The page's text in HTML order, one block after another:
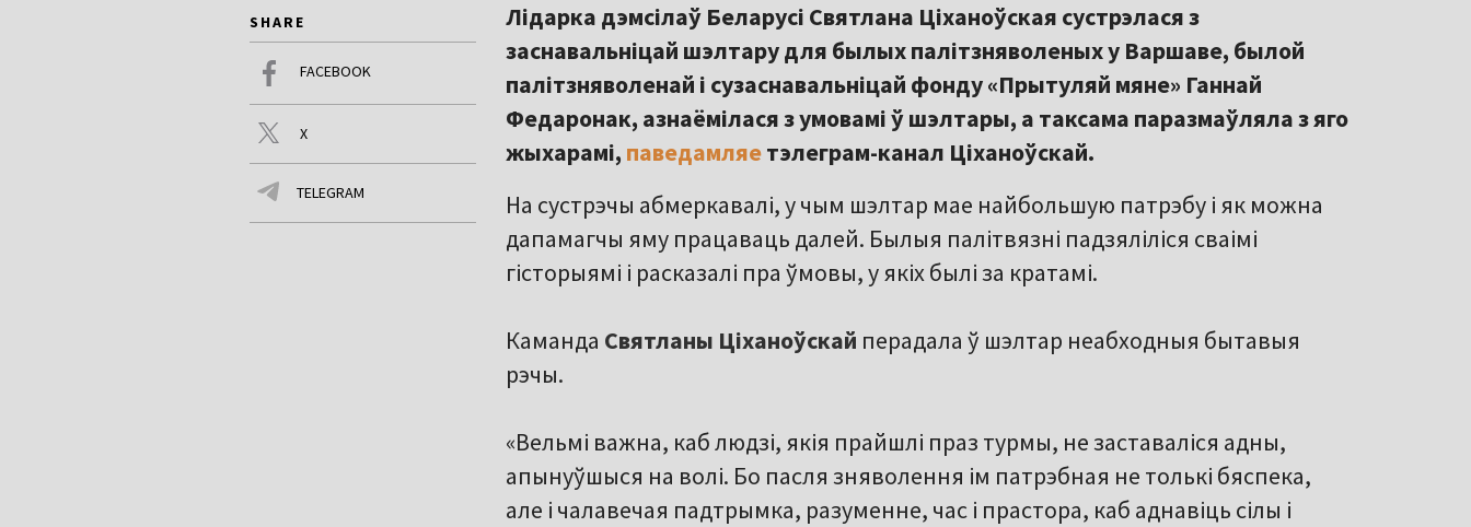
SHARE
FACEBOOK
X
TELEGRAM
Лідарка дэмсілаў Беларусі Святлана Ціханоўская сустрэлася з
заснавальніцай шэлтару для былых палітзняволеных у Варшаве, былой
палітзняволенай і сузаснавальніцай фонду «Прытуляй мяне» Ганнай
Федаронак, азнаёмілася з умовамі ў шэлтары, а таксама паразмаўляла з яго
жыхарамі, паведамляетэлеграм-канал Ціханоўскай.
На сустрэчы абмеркавалі, у чым шэлтар мае найбольшую патрэбу і як можна
дапамагчы яму працаваць далей. Былыя палітвязні падзяліліся сваімі
гісторыямі і расказалі пра ўмовы, у якіх былі за кратамі.
Каманда Святланы Ціханоўскай перадала ў шэлтар неабходныя бытавыя
рэчы.
«Вельмі важна, каб людзі, якія прайшлі праз турмы, не заставаліся адны,
апынуўшыся на волі. Бо пасля зняволення ім патрэбная не толькі бяспека,
але і чалавечая падтрымка, разуменне, час і прастора, каб аднавіць сілы і